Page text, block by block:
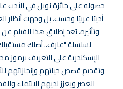
أديبًا عربيًا وحسب، بل وجهت أنظار
وتأثيره. يُعد إطلاق هذا
لسلسلة "عارف.. أصلك
الإسكندرية على التعريف برموز
وتقديم قصص حياتهم وإنجازاتهم
العصر ويعزز لديهم الانتماء